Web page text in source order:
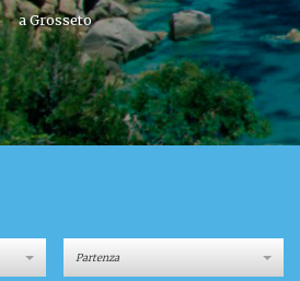
a Grosseto